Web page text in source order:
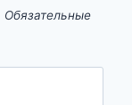
Обязательные